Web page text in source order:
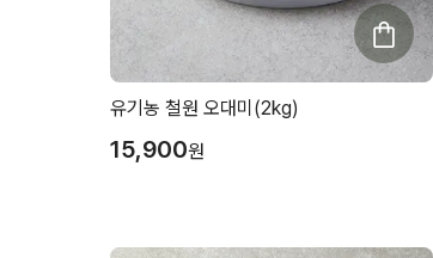
유기농 철원 오대미(2kg)
15,900원